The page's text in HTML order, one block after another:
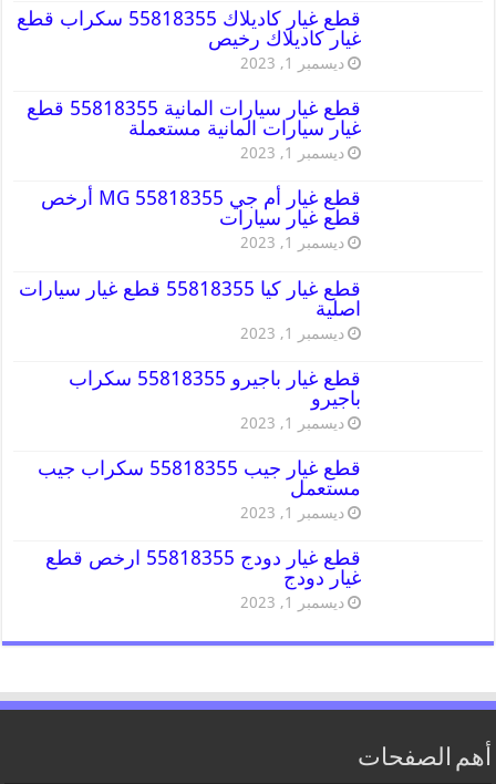
قطع غيار كاديلاك 55818355 سكراب قطع
غيار كاديلاك رخيص
ديسمبر 1, 2023
قطع غيار سيارات المانية 55818355 قطع
غيار سيارات المانية مستعملة
ديسمبر 1, 2023
قطع غيار أم جي MG 55818355 أرخص
قطع غيار سيارات
ديسمبر 1, 2023
قطع غيار كيا 55818355 قطع غيار سيارات
اصلية
ديسمبر 1, 2023
قطع غيار باجيرو 55818355 سكراب
باجيرو
ديسمبر 1, 2023
قطع غيار جيب 55818355 سكراب جيب
مستعمل
ديسمبر 1, 2023
قطع غيار دودج 55818355 ارخص قطع
غيار دودج
ديسمبر 1, 2023
أهم الصفحات